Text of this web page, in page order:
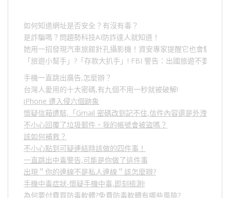
如何知道網址是否安全？有沒有毒？
是詐騙嗎？問趨勢科技AI防詐達人就知道！
她用一招發現汽車旅館針孔攝影機！資安專家提醒它也會駭人成
「旅遊小幫手」 ? 「存款大扒手」 ! FBI 警告：出國旅遊不要做的
手機一直跳出廣告,怎麼辦？
台灣人愛用的十大密碼,有九個不用一秒就被破解!
iPhone 遭入侵六個跡象
懷疑信箱遭駭,「Gmail 密碼改到記不住,信件內容還是外洩？」,
不小心回覆了垃圾郵件，我的帳號會被盜嗎？
該如何補救？
不小心點到可疑連結時該做的四件事！
一直跳出中毒警告,可能是你做了這件事
出現＂你的連線不是私人連線＂該怎麼辦?
手機中毒症狀-懷疑手機中毒,即刻檢測!
為何要付費買防毒軟體?免費防毒軟體有哪些風險?